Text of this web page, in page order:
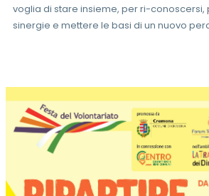
voglia di stare insieme, per ri-
sinergie e mettere le basi di un nuovo